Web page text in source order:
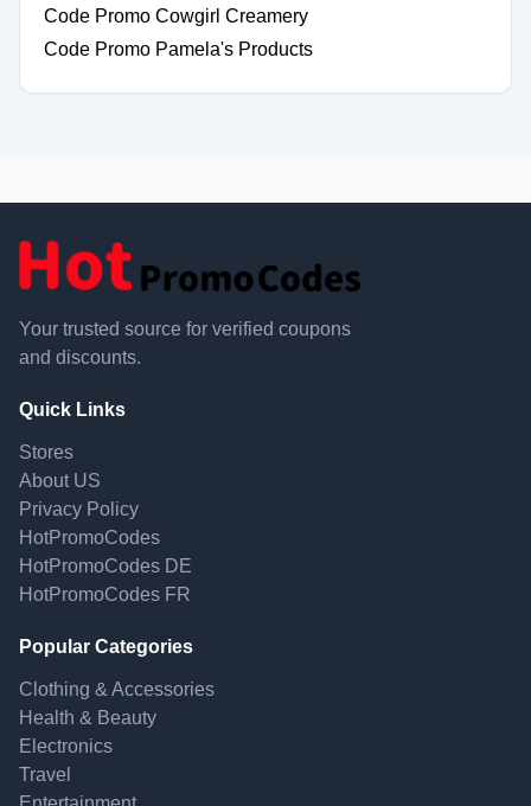
Code Promo Cowgirl Creamery
Code Promo Pamela's Products
Your trusted source for verified coupons
and discounts.
Quick Links
Stores
About US
Privacy Policy
HotPromoCodes
HotPromoCodes DE
HotPromoCodes FR
Popular Categories
Clothing & Accessories
Health & Beauty
Electronics
Travel